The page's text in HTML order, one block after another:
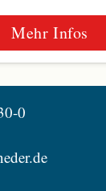
Mehr Infos
0